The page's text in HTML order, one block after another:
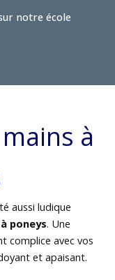
notre école
à
aussi ludique
poneys. Une
complice avec vos
et apaisant.